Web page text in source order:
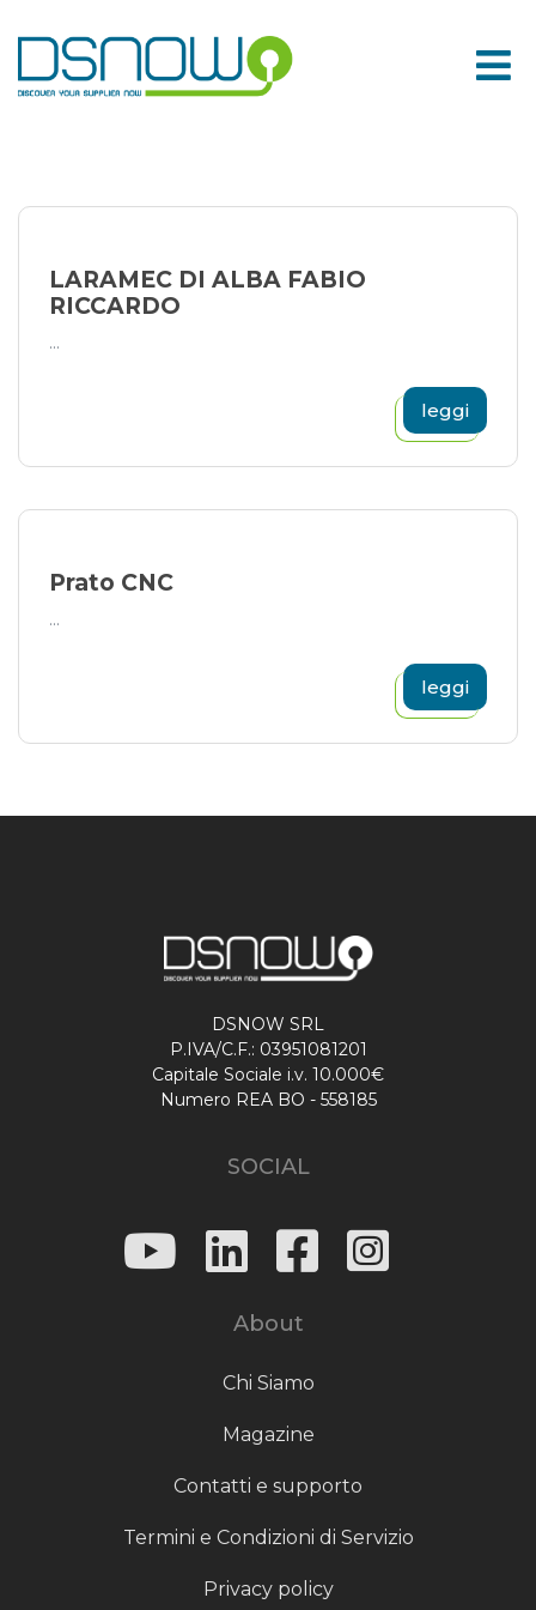
to
content
LARAMEC DI ALBA FABIO
RICCARDO
...
leggi
Prato CNC
...
leggi
DSNOW SRL
P.IVA/C.F.: 03951081201
Capitale Sociale i.v. 10.000€
Numero REA BO - 558185
SOCIAL
About
Chi Siamo
Magazine
Contatti e supporto
Termini e Condizioni di Servizio
Privacy policy